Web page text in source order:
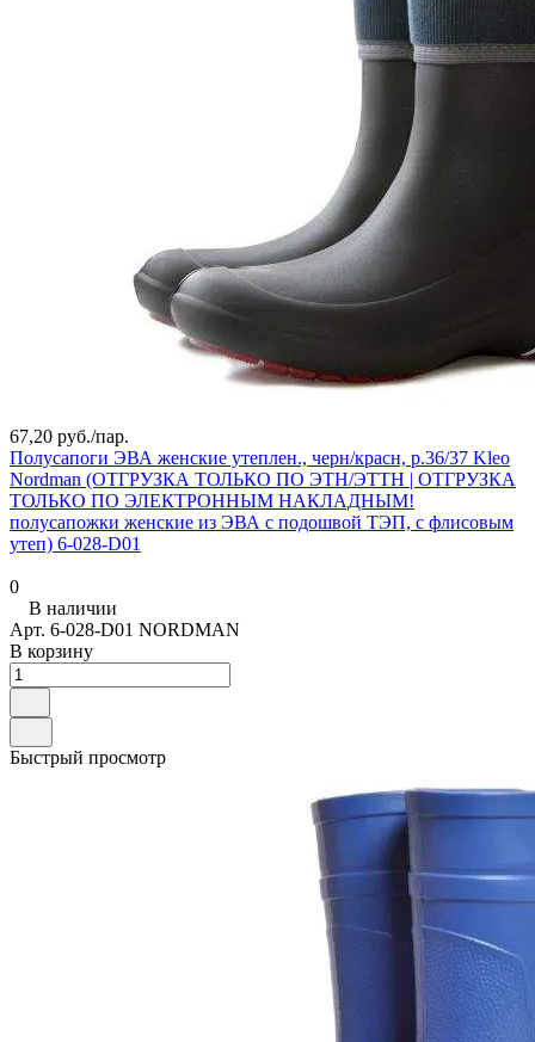
67,20 руб./пар.
Полусапоги ЭВА женские утеплен., черн/красн, р.36/37 Kleo
Nordman (ОТГРУЗКА ТОЛЬКО ПО ЭТН/ЭТТН | ОТГРУЗКА
ТОЛЬКО ПО ЭЛЕКТРОННЫМ НАКЛАДНЫМ!
полусапожки женские из ЭВА с подошвой ТЭП, с флисовым
утеп) 6-028-D01
0
В наличии
Арт. 6-028-D01 NORDMAN
В корзину
Быстрый просмотр